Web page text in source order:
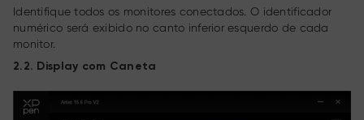
Identifique todos os monitores conectados. O identificador
numérico será exibido no canto inferior esquerdo de cada
monitor.
2.2. Display com Caneta